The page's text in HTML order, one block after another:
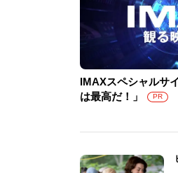
IMAXスペシャルサ
は最高だ！」
PR